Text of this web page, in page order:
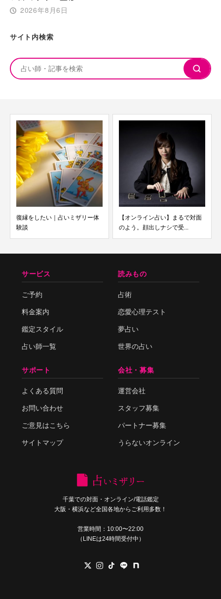
2026年8月6日
サイト内検索
復縁をしたい｜占いミザリー体
験談
【オンライン占い】まるで対面
のよう。顔出しナシで受...
サービス
ご予約
料金案内
鑑定スタイル
占い師一覧
読みもの
占術
恋愛心理テスト
夢占い
世界の占い
サポート
よくある質問
お問い合わせ
ご意見はこちら
サイトマップ
会社・募集
運営会社
スタッフ募集
パートナー募集
うらないオンライン
千葉での対面・オンライン/電話鑑定
大阪・横浜など全国各地からご利用多数！
営業時間：10:00〜22:00
（LINEは24時間受付中）